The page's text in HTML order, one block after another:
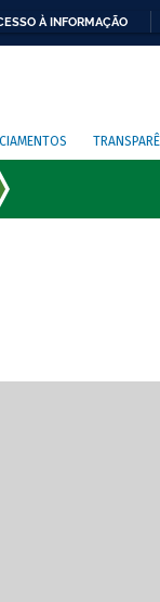
À INFORMAÇÃO